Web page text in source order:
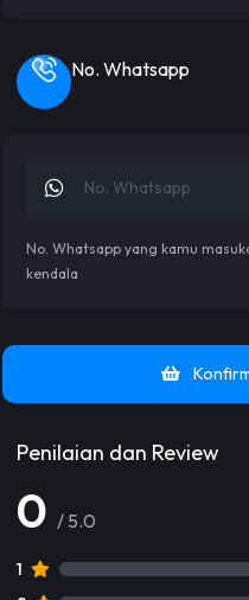
No. Whatsapp
No. Whatsapp yang kamu
kendala
Penilaian dan Review
0 / 5.0
1